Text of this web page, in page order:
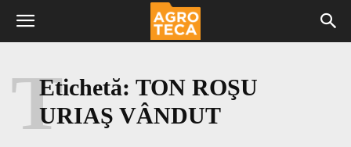
Etichetă: TON ROŞU
URIAŞ VÂNDUT
T